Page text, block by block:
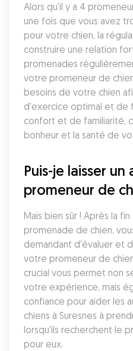
Alors qu'il y a 4
une fois que vous avez
pour votre chien, la
construire une relation
promenades
votre promeneur de
besoins de votre chien
d'exercice optimal et de
confort et de familiarité,
bonheur et la santé de
Puis-je laisser
promeneur de
Mais bien sûr ! Après la
promenade de chien,
demandant d'évaluer et
votre promeneur de
crucial vous permet non
votre expérience, mais
confiance pour aider les
chiens à Suresnes à
lorsqu'ils recherchent le
pour eux.